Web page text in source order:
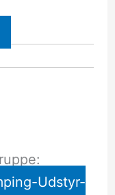
Udstyr-